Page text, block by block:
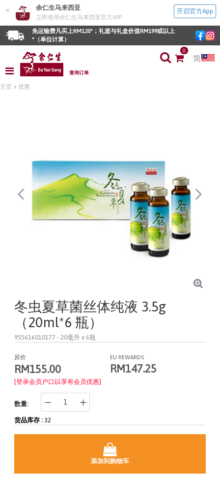
× 余仁生马来西亚
立即使用余仁生马来西亚官方APP
开启官方App
免运输费凡买上RM120*；礼篮与礼盒价值RM199或以上
*（单位计算）
查询订单
0
简
主页 优惠
冬虫夏草菌丝体纯液 3.5g
（20ml*6 瓶）
955616010177 - 20毫升 x 6瓶
原价
RM155.00
EU REWARDS
RM147.25
[登录会员户口以享有会员优惠]
数量:
货品库存 : 32
添加到购物车